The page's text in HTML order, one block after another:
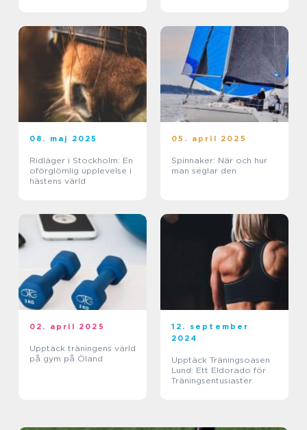
08. maj 2025
Ridläger i Stockholm: En
oförglömlig upplevelse i
hästens värld
05. april 2025
Spinnaker: När och hur
man seglar den
02. april 2025
Upptäck träningens värld
på gym på Öland
12. september
2024
Upptäck Träningsoasen
Lund: Ett Eldorado för
Träningsentusiaster